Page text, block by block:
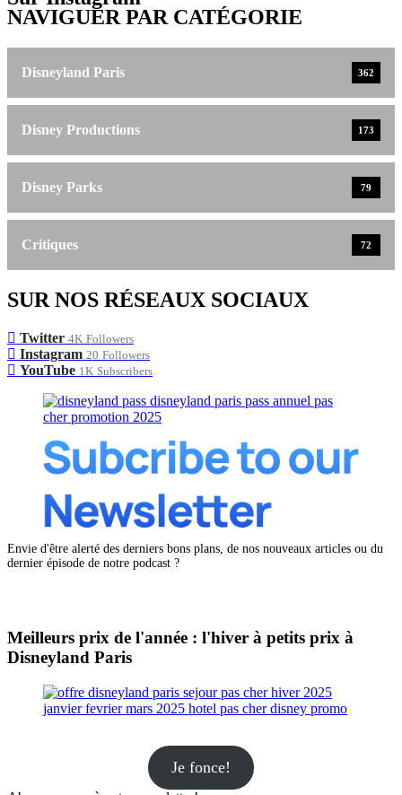
NAVIGUER PAR CATÉGORIE
Disneyland Paris 362
Disney Productions 173
Disney Parks 79
Critiques 72
SUR NOS RÉSEAUX SOCIAUX
Twitter 4K Followers
Instagram 20 Followers
YouTube 1K Subscribers
Envie d'être alerté des derniers bons plans, de nos nouveaux articles ou du
dernier épisode de notre podcast ?
Meilleurs prix de l'année : l'hiver à petits prix à
Disneyland Paris
Je fonce!